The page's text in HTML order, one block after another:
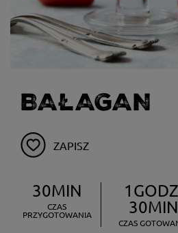
BAŁAGAN
ZAPISZ
30MIN
CZAS
PRZYGOTOWANIA
30MIN
CZAS